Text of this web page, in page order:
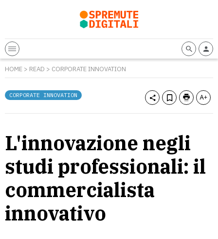
HOME > READ > CORPORATE INNOVATION
CORPORATE INNOVATION
L'innovazione negli
studi professionali: il
commercialista
innovativo